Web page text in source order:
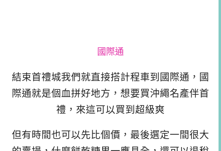
國際通
結束首禮城我們就直接搭計程車到國際通，國
際通就是個血拼好地方，想要買沖繩名產伴首
禮，來這可以買到超級爽
但有時間也可以先比個價，最後選定一間很大